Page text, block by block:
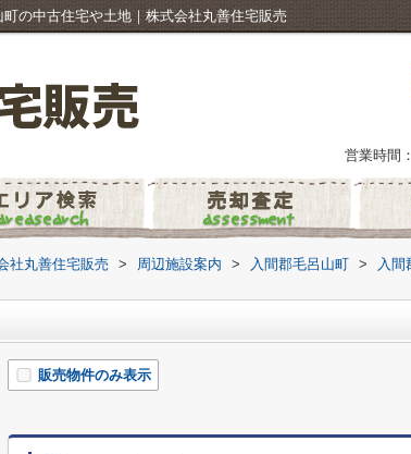
の中古住宅や土地｜株式会社丸善住宅販売
営業時間
社丸善住宅販売 > 周辺施設案内 > 入間郡毛呂山町 > 入間
販売物件のみ表示